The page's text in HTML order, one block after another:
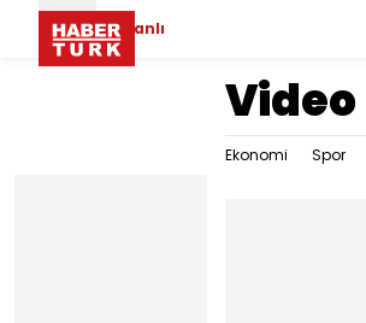
Canlı
Video
Ekonomi Spor